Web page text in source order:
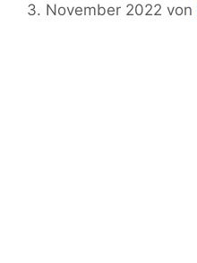
3. November 2022 von